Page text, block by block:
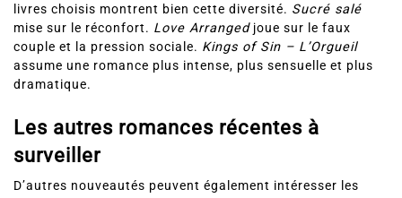
livres choisis montrent bien cette diversité. Sucré salé
mise sur le réconfort. Love Arrangedjoue sur le faux
couple et la pression sociale. Kings of Sin – L’Orgueil
assume une romance plus intense, plus sensuelle et plus
dramatique.
Les autres romances récentes à
surveiller
D’autres nouveautés peuvent également intéresser les